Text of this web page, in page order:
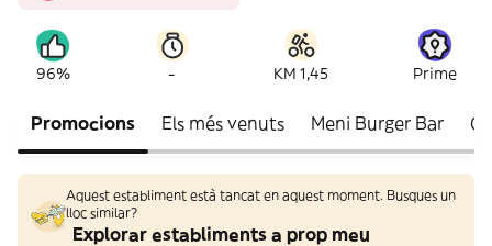
96% - KM 1,45 Prime
Promocions Els més venuts Meni Burger Bar
Aquest establiment està tancat en aquest moment. Busques un
lloc similar?
Explorar establiments a prop meu